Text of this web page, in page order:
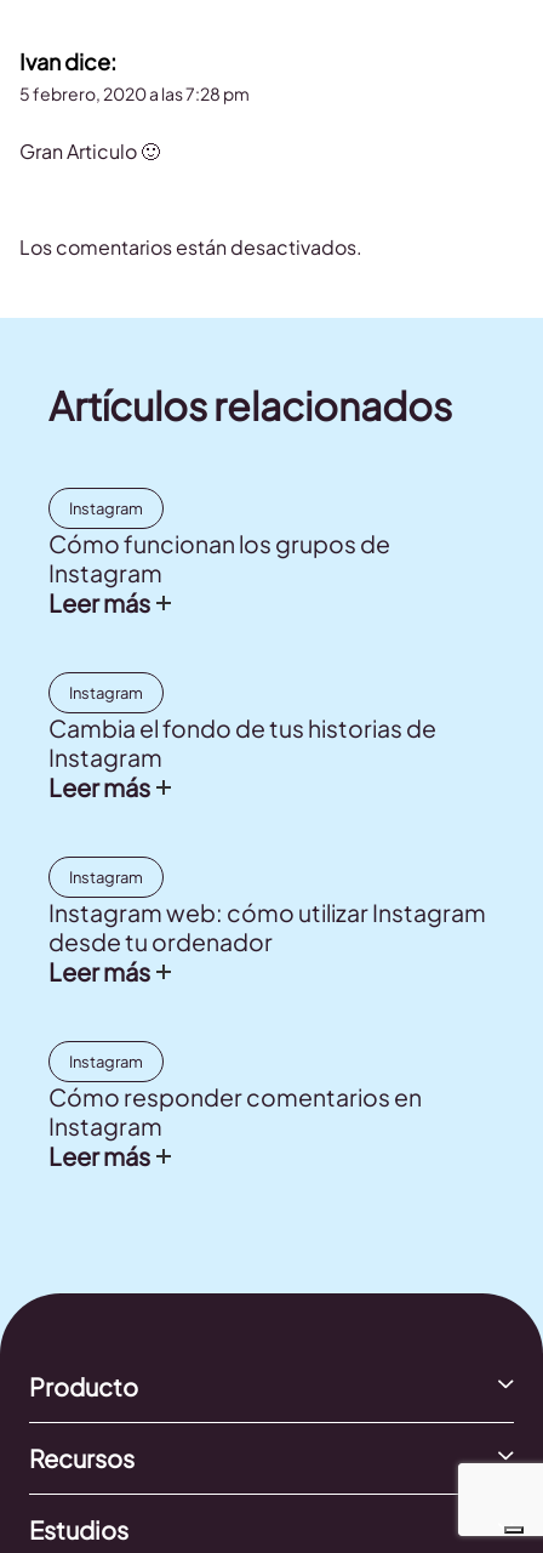
Ivandice:
5 febrero, 2020 a las 7:28 pm
Gran Articulo 🙂
Los comentarios están desactivados.
Artículos relacionados
Instagram
Cómo funcionan los grupos de
Instagram
Leer más
Instagram
Cambia el fondo de tus historias de
Instagram
Leer más
Instagram
Instagram web: cómo utilizar Instagram
desde tu ordenador
Leer más
Instagram
Cómo responder comentarios en
Instagram
Leer más
Producto
Recursos
Estudios